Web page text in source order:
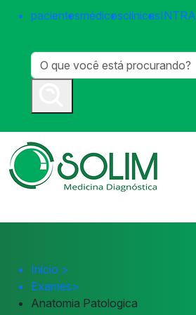
pacientesmédicosclínicas
Início >
Exames>
Anatomia Patologica